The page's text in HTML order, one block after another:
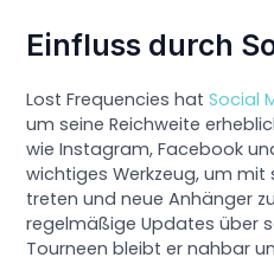
Einfluss durch
Lost Frequencies hatSocial
um seine Reichweite
wie Instagram, Facebook
wichtiges Werkzeug, um mit
treten und neue Anhänger
regelmäßige Updates über
Tourneen bleibt er nahbar